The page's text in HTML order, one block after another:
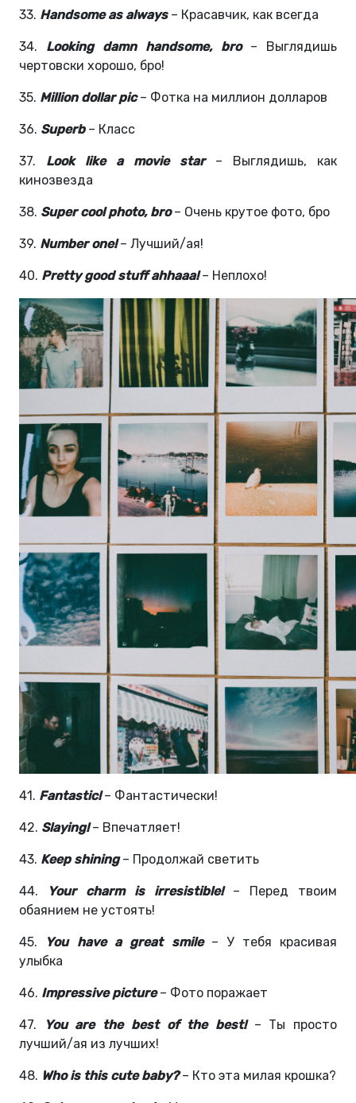
33. Handsome as always– Красавчик, как всегда
34. Looking damn handsome, bro– Выглядишь
чертовски хорошо, бро!
35. Million dollar pic– Фотка на миллион долларов
36. Superb– Класс
37. Look like a movie star– Выглядишь, как
кинозвезда
38. Super cool photo, bro– Очень крутое фото, бро
39. Number one!– Лучший/ая!
40. Pretty good stuff ahhaaa!– Неплохо!
41. Fantastic!– Фантастически!
42. Slaying!– Впечатляет!
43. Keep shining– Продолжай светить
44. Your charm is irresistible!– Перед твоим
обаянием не устоять!
45. You have a great smile– У тебя красивая
улыбка
46. Impressive picture– Фото поражает
47. You are the best of the best!– Ты просто
лучший/ая из лучших!
48. Who is this cute baby?– Кто эта милая крошка?